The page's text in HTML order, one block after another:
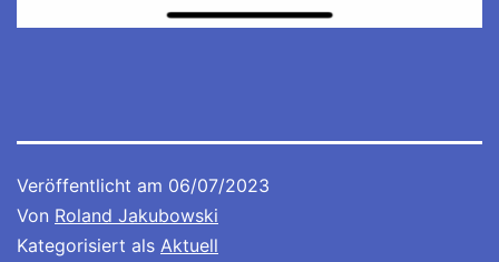
Veröffentlicht am 06/07/2023
Von Roland Jakubowski
Kategorisiert als Aktuell